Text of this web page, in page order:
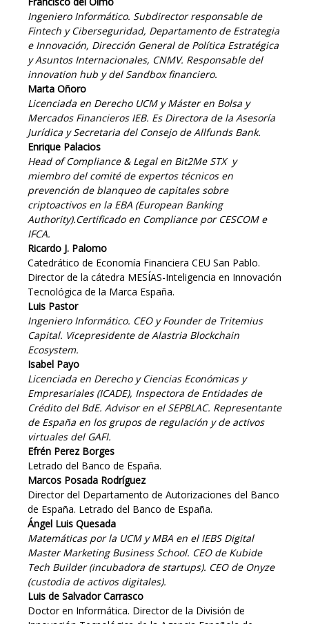
Ingeniero Informático. Subdirector responsable de
Fintech y Ciberseguridad, Departamento de Estrategia
e Innovación, Dirección General de Política Estratégica
y Asuntos Internacionales, CNMV. Responsable del
innovation hub y del Sandbox financiero.
Marta Oñoro
Licenciada en Derecho UCM y Máster en Bolsa y
Mercados Financieros IEB. Es Directora de la Asesoría
Jurídica y Secretaria del Consejo de Allfunds Bank.
Enrique Palacios
Head of Compliance & Legal en Bit2Me STX y
miembro del comité de expertos técnicos en
prevención de blanqueo de capitales sobre
criptoactivos en la EBA (European Banking
Authority).Certificado en Compliance por CESCOM e
IFCA.
Ricardo J. Palomo
Catedrático de Economía Financiera CEU San Pablo.
Director de la cátedra MESÍAS-Inteligencia en Innovación
Tecnológica de la Marca España.
Luis Pastor
Ingeniero Informático. CEO y Founder de Tritemius
Capital. Vicepresidente de Alastria Blockchain
Ecosystem.
Isabel Payo
Licenciada en Derecho y Ciencias Económicas y
Empresariales (ICADE), Inspectora de Entidades de
Crédito del BdE. Advisor en el SEPBLAC. Representante
de España en los grupos de regulación y de activos
virtuales del GAFI.
Efrén Perez Borges
Letrado del Banco de España.
Marcos Posada Rodríguez
Director del Departamento de Autorizaciones del Banco
de España. Letrado del Banco de España.
Ángel Luis Quesada
Matemáticas por la UCM y MBA en el IEBS Digital
Master Marketing Business School. CEO de Kubide
Tech Builder (incubadora de startups). CEO de Onyze
(custodia de activos digitales).
Luis de Salvador Carrasco
Doctor en Informática. Director de la División de